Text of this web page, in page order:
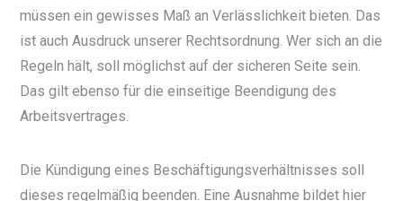
müssen ein gewisses Maß an Verlässlichkeit bieten. Das
ist auch Ausdruck unserer Rechtsordnung. Wer sich an die
Regeln hält, soll möglichst auf der sicheren Seite sein.
Das gilt ebenso für die einseitige Beendigung des
Arbeitsvertrages.
Die Kündigung eines Beschäftigungsverhältnisses soll
dieses regelmäßig beenden. Eine Ausnahme bildet hier